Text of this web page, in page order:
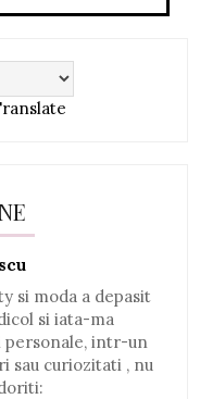
si moda a depasit
si iata-ma
personale, intr-un
sau curiozitati , nu